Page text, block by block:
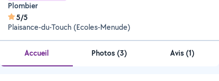
Plombier
5/5
Plaisance-du-Touch (Ecoles-Menude)
Accueil Photos (3) Avis (1)